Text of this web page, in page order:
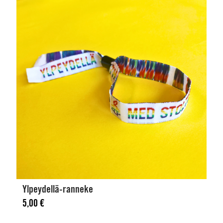
Ylpeydellä-ranneke
5,00 €